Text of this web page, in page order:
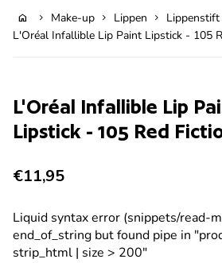
In winkelwagen
home chevron_right Make-up chevron_right Lippen chevron_right Lippenstift
L'Oréal Infallible Lip Paint Lipstick - 105
L'Oréal Infallible Lip
Lipstick - 105 Red
Normale prijs
€11,95
Liquid syntax error (snippets/read-
end_of_string but found pipe in
strip_html | size > 200"